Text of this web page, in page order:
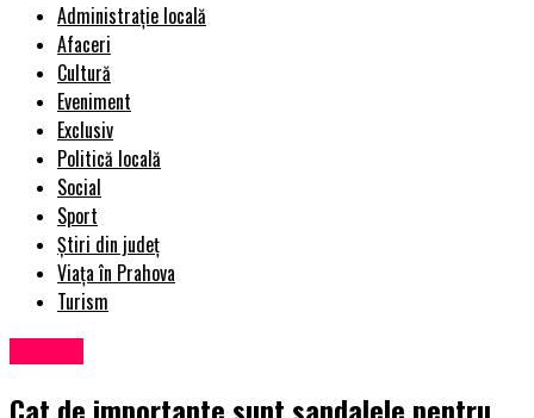
Administrație locală
Afaceri
Cultură
Eveniment
Exclusiv
Politică locală
Social
Sport
Știri din județ
Viața în Prahova
Turism